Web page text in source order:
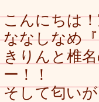
こんにちは
ななしなめ
きりんと椎
ー！！
そして匂い